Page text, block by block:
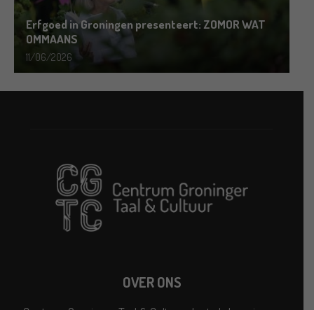
Erfgoed in Groningen presenteert: ZOMOR WAT
OMMAANS
11/06/2026
OVER ONS